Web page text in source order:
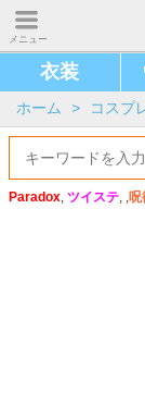
メニュー
衣装
ホーム > コスプ
Paradox, ツイステ, ,呪